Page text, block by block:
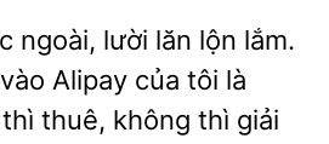
ngoài, lười lăn lộn lắm.
Alipay của tôi
thì thuê, không thì giải